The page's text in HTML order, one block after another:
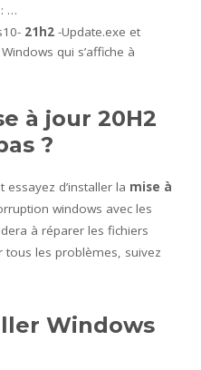
…
21h2 -Update.exe et
qui s’affiche à
à jour 20H2
?
d’installer la mise à
windows avec les
à réparer les fichiers
tous les problèmes, suivez
Windows